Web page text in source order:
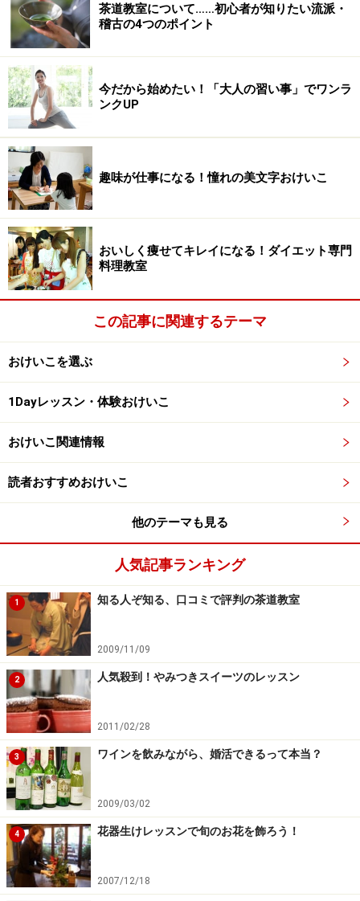
茶道教室について……初心者が知りたい流派・
稽古の4つのポイント
今だから始めたい！「大人の習い事」でワンラ
ンクUP
趣味が仕事になる！憧れの美文字おけいこ
おいしく痩せてキレイになる！ダイエット専門
料理教室
この記事に関連するテーマ
おけいこを選ぶ
1Dayレッスン・体験おけいこ
おけいこ関連情報
読者おすすめおけいこ
他のテーマも見る
人気記事ランキング
1 知る人ぞ知る、口コミで評判の茶道教室
2009/11/09
2 人気殺到！やみつきスイーツのレッスン
2011/02/28
3 ワインを飲みながら、婚活できるって本当？
2009/03/02
4 花器生けレッスンで旬のお花を飾ろう！
2007/12/18